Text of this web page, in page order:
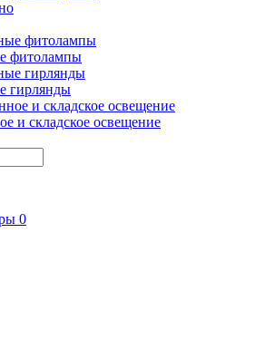
фитолампы
гирлянды
и складское освещение
0